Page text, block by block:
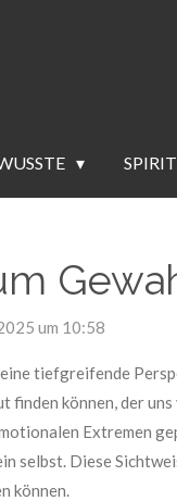
um 10:58
tiefgreifende
finden können, der
Extremen
selbst. Diese
können.